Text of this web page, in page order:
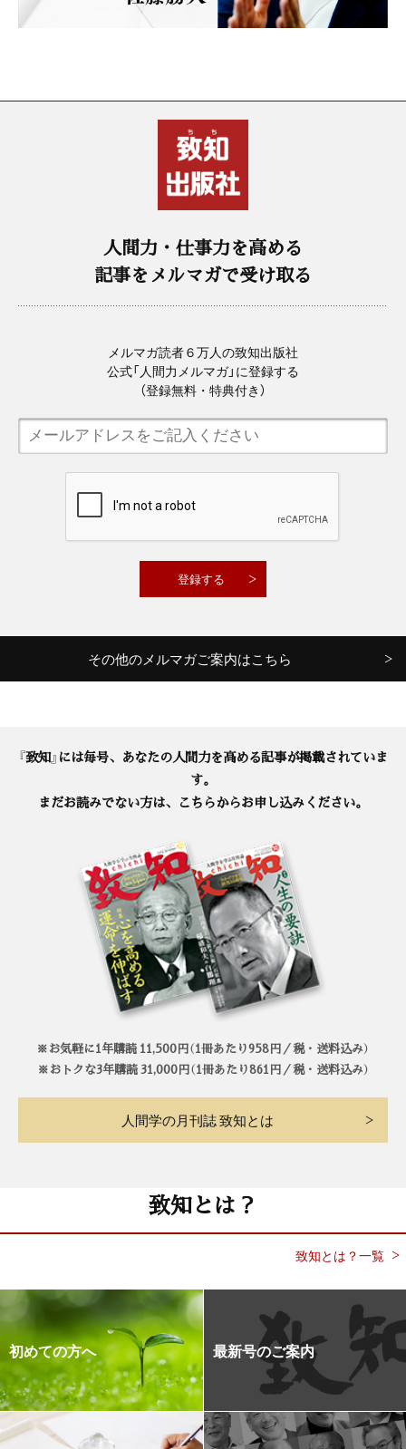
人間力・仕事力を高める
記事をメルマガで受け取る
メルマガ読者６万人の致知出版社
公式「人間力メルマガ」に登録する
（登録無料・特典付き）
その他のメルマガご案内はこちら
『致知』には毎号、あなたの人間力を高める記事が掲載されていま
す。
まだお読みでない方は、こちらからお申し込みください。
※お気軽に1年購読 11,500円（1冊あたり958円／税・送料込み）
※おトクな3年購読 31,000円（1冊あたり861円／税・送料込み）
人間学の月刊誌 致知とは
致知とは？
致知とは？一覧
初めての方へ 最新号のご案内